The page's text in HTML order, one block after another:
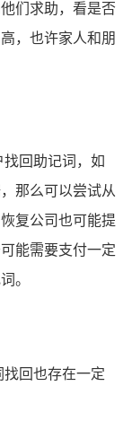
们求助，看是否
，也许家人和朋
回助记词，如
那么可以尝试从
复公司也可能提
能需要支付一定
。
回也存在一定